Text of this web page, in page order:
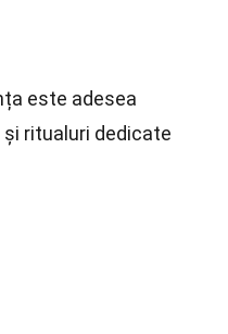
este adesea
ritualuri dedicate